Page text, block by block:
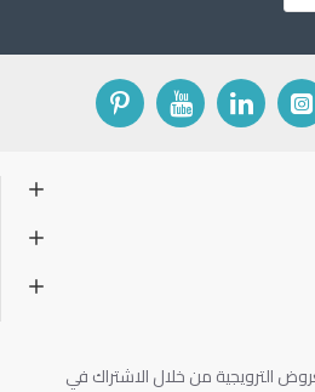
الترويجية من خلال الاشتراك في